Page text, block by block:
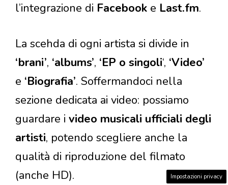
l’integrazione di Facebook e Last.fm.
La scehda di ogni artista si divide in
‘brani’, ‘albums’, ‘EP o singoli‘, ‘Video’
e ‘Biografia’. Soffermandoci nella
sezione dedicata ai video: possiamo
guardare i video musicali ufficiali degli
artisti, potendo scegliere anche la
qualità di riproduzione del filmato
(anche HD).
Impostazioni privacy